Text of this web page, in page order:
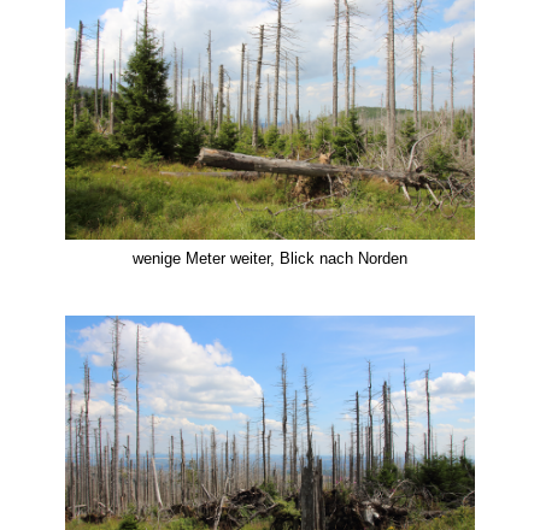
wenige Meter weiter, Blick nach Norden